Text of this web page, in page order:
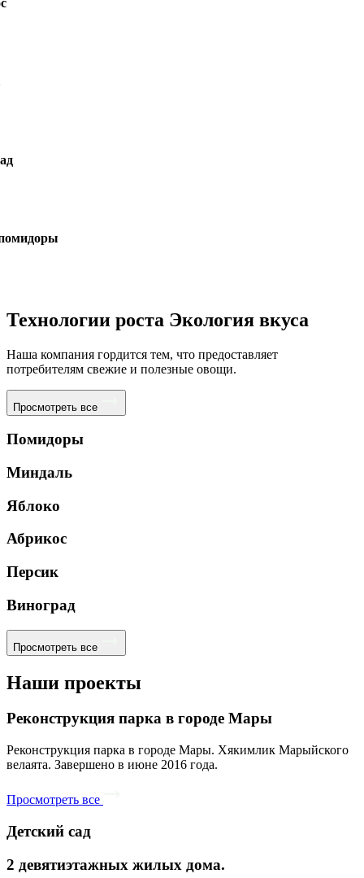
Технологии роста Экология вкуса
Наша компания гордится тем, что предоставляет
потребителям свежие и полезные овощи.
Просмотреть все
Помидоры
Миндаль
Яблоко
Абрикос
Персик
Виноград
Просмотреть все
Наши проекты
Реконструкция парка в городе Мары
Реконструкция парка в городе Мары. Хякимлик Марыйского
велаята. Завершено в июне 2016 года.
Просмотреть все
Детский сад
2 девятиэтажных жилых дома.